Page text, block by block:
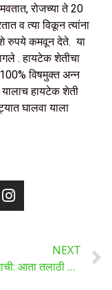
रोजच्या ते 20
व त्या विकून त्यांना
रुपये कमवून देते. या
. हायटेक शेतीचा
विषमुक्त अन्न
यालाच हायटेक शेती
घालवा याला
NEXT
बातमी कामाची: आता तलाठी कार्यालयामध्ये जाण्याची गरज नाही ! नागरिकांना घरबसल्या आता करता येतील ‘ही’ 8 कामे ?